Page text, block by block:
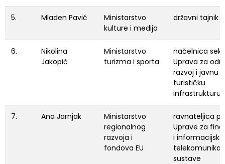
5. Mladen Pavić
Ministarstvo
kulture i medija
državni tajnik
6.
Nikolina
Jakopić
Ministarstvo
turizma i sporta
načelnica
Uprava za
razvoj i javnu
turističku
infrastrukturu
7. Ana Jarnjak
Ministarstvo
regionalnog
razvoja i
fondova EU
ravnateljica
Uprave za
i
sustave